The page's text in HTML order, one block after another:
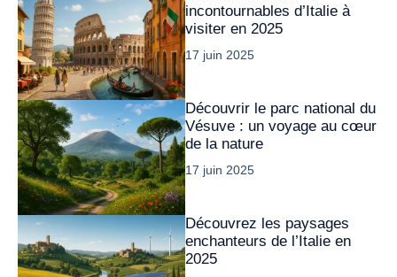
incontournables d’Italie à
visiter en 2025
17 juin 2025
Découvrir le parc national du
Vésuve : un voyage au cœur
de la nature
17 juin 2025
Découvrez les paysages
enchanteurs de l’Italie en
2025